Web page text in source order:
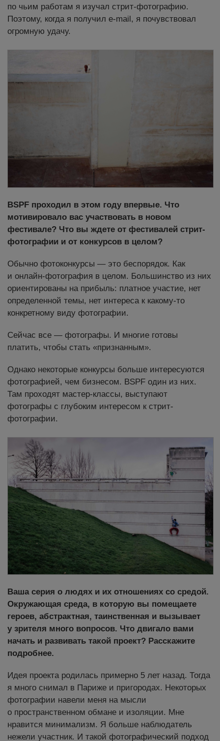
по чьим работам я изучал стрит-фотографию.
Поэтому, когда я получил e-mail, я почувствовал
огромную удачу.
BSPF проходил в этом году впервые. Что
мотивировало вас участвовать в новом
фестивале? Что вы ждете от фестивалей стрит-
фотографии и от конкурсов в целом?
Обычно фотоконкурсы — это беспорядок. Как
и онлайн-фотография в целом. Большинство из них
ориентированы на прибыль: платное участие, нет
определенной темы, нет интереса к какому-то
конкретному виду фотографии.
Сейчас все — фотографы. И многие готовы
платить, чтобы стать «признанным».
Однако некоторые конкурсы больше интересуются
фотографией, чем бизнесом. BSPF один из них.
Там проходят мастер-классы, выступают
фотографы с глубоким интересом к стрит-
фотографии.
Ваша серия о людях и их отношениях со средой.
Окружающая среда, в которую вы помещаете
героев, абстрактная, таинственная и вызывает
у зрителя много вопросов. Что двигало вами
начать и развивать такой проект? Расскажите
подробнее.
Идея проекта родилась примерно 5 лет назад. Тогда
я много снимал в Париже и пригородах. Некоторых
фотографии навели меня на мысли
о пространственном обмане и изоляции. Мне
нравится минимализм. Я больше наблюдатель
нежели участник. И такой фотографический подход